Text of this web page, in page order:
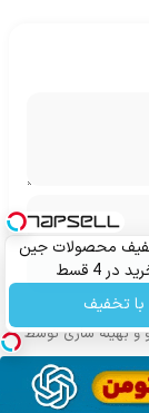
تخفیف محصولات جین
4 قسط
با تخفیف
و بهینه سازی توسط